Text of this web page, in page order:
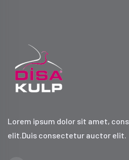
Lorem ipsum dolor sit amet,
elit.Duis consectetur auctor elit.